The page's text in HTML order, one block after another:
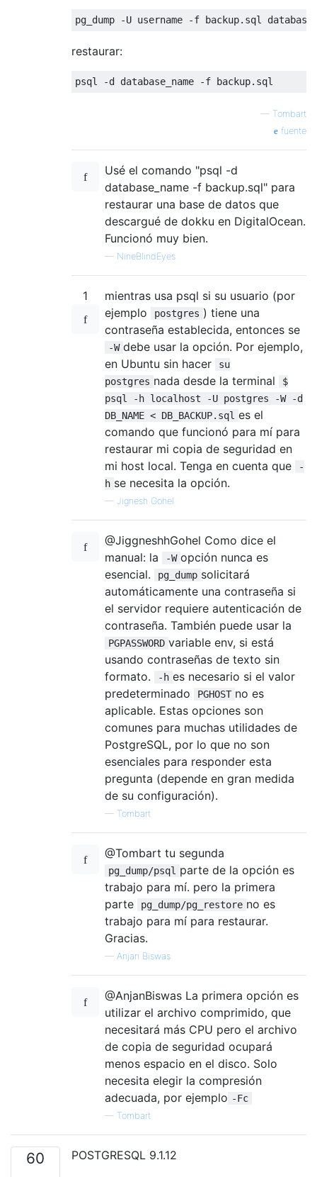
pg_dump -U username -f backup. sql
restaurar:
psql -d database_name -f backup. sql
— Tombart
fuente
Usé el comando "psql -d
database_name -f backup.sql" para
restaurar una base de datos que
descargué de dokku en DigitalOcean.
Funcionó muy bien.
— NineBlindEyes
1
mientras usa psql si su usuario (por
ejemplo
postgres ) tiene una
contraseña establecida, entonces se
-W debe usar la opción. Por ejemplo,
en Ubuntu sin hacer
su
postgres nada desde la terminal
$
psql -h localhost -U postgres -W -d
DB_NAME < DB_BACKUP.sql es el
comando que funcionó para mí para
restaurar mi copia de seguridad en
mi host local. Tenga en cuenta que
-
h se necesita la opción.
— Jignesh Gohel
@JiggneshhGohel Como dice el
manual: la
-W opción nunca es
esencial.
pg_dump solicitará
automáticamente una contraseña si
el servidor requiere autenticación de
contraseña. También puede usar la
PGPASSWORD variable env, si está
usando contraseñas de texto sin
formato.
-h es necesario si el valor
predeterminado
PGHOST no es
aplicable. Estas opciones son
comunes para muchas utilidades de
PostgreSQL, por lo que no son
esenciales para responder esta
pregunta (depende en gran medida
de su configuración).
— Tombart
@Tombart tu segunda
pg_dump/psql parte de la opción es
trabajo para mí. pero la primera
parte
pg_dump/pg_restore no es
trabajo para mí para restaurar.
Gracias.
— Anjan Biswas
@AnjanBiswas La primera opción es
utilizar el archivo comprimido, que
necesitará más CPU pero el archivo
de copia de seguridad ocupará
menos espacio en el disco. Solo
necesita elegir la compresión
adecuada, por ejemplo -Fc
— Tombart
60
POSTGRESQL 9.1.12